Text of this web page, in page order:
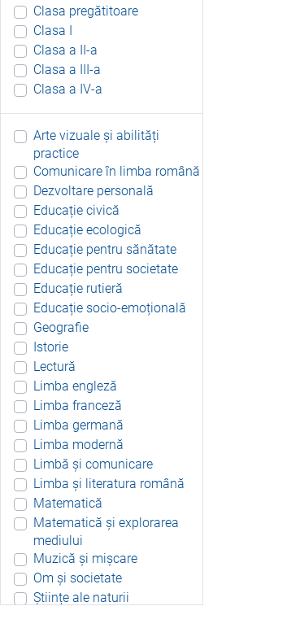
Clasa pregătitoare
Clasa I
Clasa a II-a
Clasa a III-a
Clasa a IV-a
Arte vizuale și abilități
practice
Comunicare în limba română
Dezvoltare personală
Educație civică
Educație ecologică
Educație pentru sănătate
Educație pentru societate
Educație rutieră
Educație socio-emoțională
Geografie
Istorie
Lectură
Limba engleză
Limba franceză
Limba germană
Limba modernă
Limbă și comunicare
Limba și literatura română
Matematică
Matematică și explorarea
mediului
Muzică și mișcare
Om și societate
Științe ale naturii